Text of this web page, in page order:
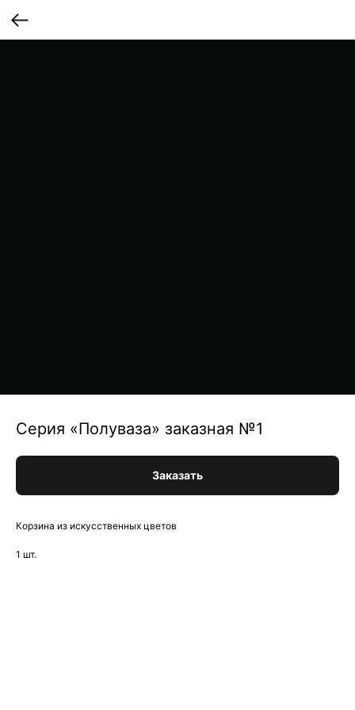
Серия «Полуваза» заказная №1
Заказать
Корзина из искусственных цветов
1 шт.